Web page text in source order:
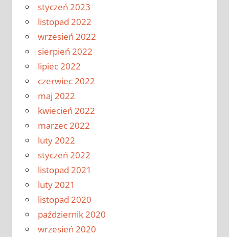
styczeń 2023
listopad 2022
wrzesień 2022
sierpień 2022
lipiec 2022
czerwiec 2022
maj 2022
kwiecień 2022
marzec 2022
luty 2022
styczeń 2022
listopad 2021
luty 2021
listopad 2020
październik 2020
wrzesień 2020